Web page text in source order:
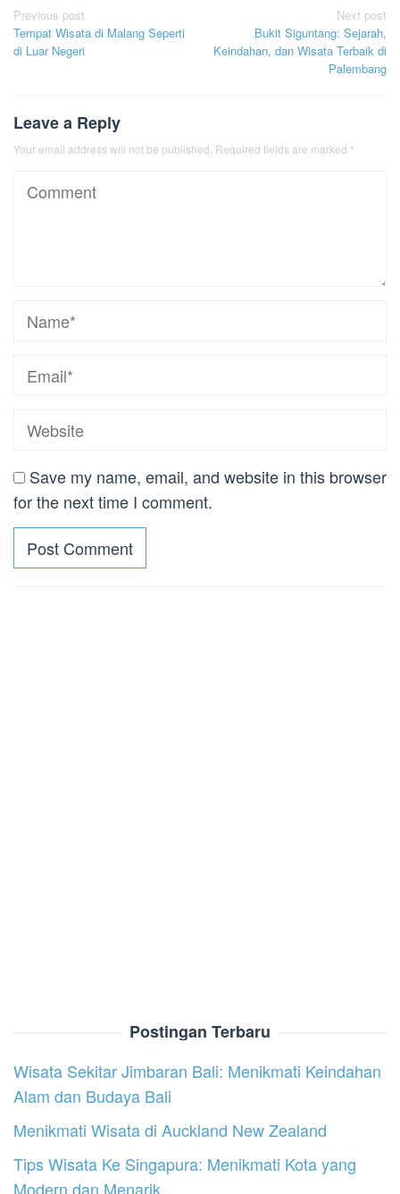
Post
navigation
Previous post
Tempat Wisata di Malang Seperti
di Luar Negeri
Next post
Bukit Siguntang: Sejarah,
Keindahan, dan Wisata Terbaik di
Palembang
Leave a Reply
Your email address will not be published. Required fields are marked *
Save my name, email, and website in this browser
for the next time I comment.
Postingan Terbaru
Wisata Sekitar Jimbaran Bali: Menikmati Keindahan
Alam dan Budaya Bali
Menikmati Wisata di Auckland New Zealand
Tips Wisata Ke Singapura: Menikmati Kota yang
Modern dan Menarik